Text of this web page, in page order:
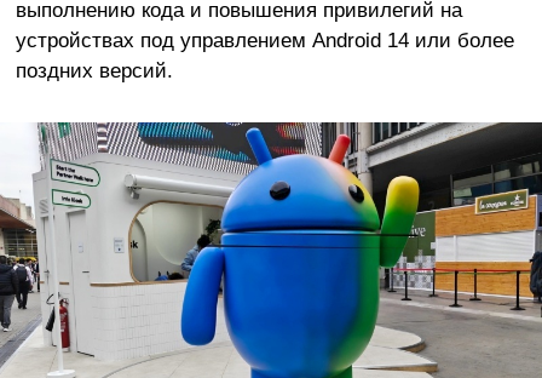
выполнению кода и повышения привилегий на
устройствах под управлением Android 14 или более
поздних версий.